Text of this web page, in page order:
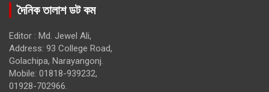
দৈনিক তালাশ ডট কম
Editor : Md. Jewel Ali,
Address: 93 College Road,
Golachipa, Narayangonj.
Mobile: 01818-939232,
01928-702966.